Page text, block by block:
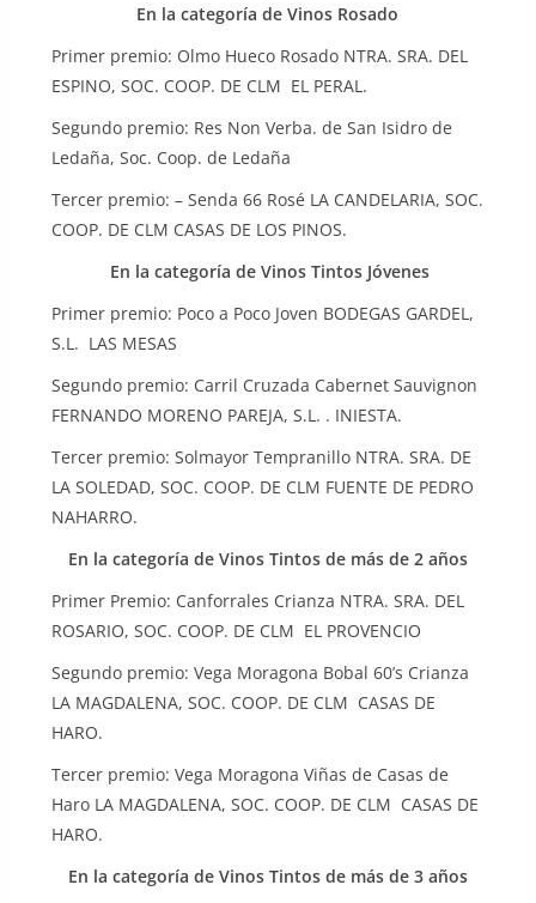
En la categoría de Vinos Rosado
Primer premio: Olmo Hueco Rosado NTRA. SRA. DEL
ESPINO, SOC. COOP. DE CLM EL PERAL.
Segundo premio: Res Non Verba. de San Isidro de
Ledaña, Soc. Coop. de Ledaña
Tercer premio: – Senda 66 Rosé LA CANDELARIA, SOC.
COOP. DE CLM CASAS DE LOS PINOS.
En la categoría de Vinos Tintos Jóvenes
Primer premio: Poco a Poco Joven BODEGAS GARDEL,
S.L. LAS MESAS
Segundo premio: Carril Cruzada Cabernet Sauvignon
FERNANDO MORENO PAREJA, S.L. . INIESTA.
Tercer premio: Solmayor Tempranillo NTRA. SRA. DE
LA SOLEDAD, SOC. COOP. DE CLM FUENTE DE PEDRO
NAHARRO.
En la categoría de Vinos Tintos de más de 2 años
Primer Premio: Canforrales Crianza NTRA. SRA. DEL
ROSARIO, SOC. COOP. DE CLM EL PROVENCIO
Segundo premio: Vega Moragona Bobal 60’s Crianza
LA MAGDALENA, SOC. COOP. DE CLM CASAS DE
HARO.
Tercer premio: Vega Moragona Viñas de Casas de
Haro LA MAGDALENA, SOC. COOP. DE CLM CASAS DE
HARO.
En la categoría de Vinos Tintos de más de 3 años